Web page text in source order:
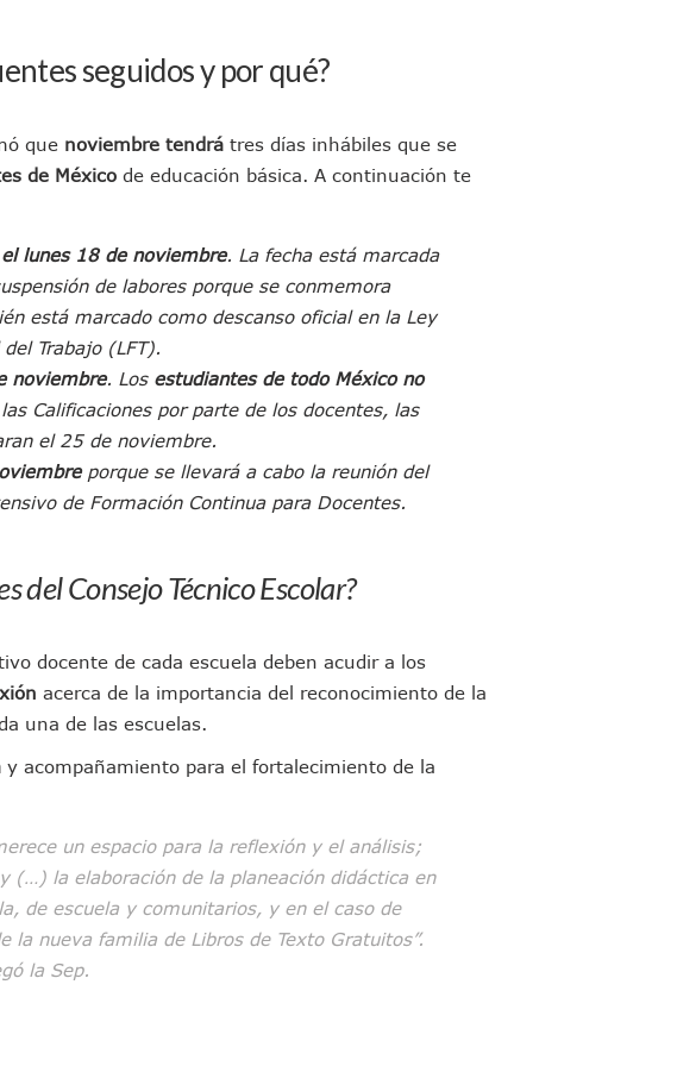
Comité Nacional Del PAN
Laberinto Del Fauno”, A Los 62 Años
Semar Por Investigación Por Huachicol Fiscal
Urgencias Del Hospital 42 De Puerto Vallarta
Regional De Autismo En Puerto Vallarta
En California Con Seminarios Turísticos
Hipótesis Por La Muerte De Dos Jóvenes En El Río Ameca
El Sistema De Electromovilidad En Puerto Vallarta
A 100 Familias De Puerto Vallarta
Del Agua De Calidad En La Zona Metropolitana De Guadalajara
Tovar Eleva A 4 Cuerpos Encontrados En El Río
Nacional De La Liga Premier FMF
De Familias En Las Paseadas De Las Palmas 2026
Comienza Una Nueva Vida Con Una Familia
Edificios Y Puentes En Japón (VIDEOS)
De Jalisco, Según Statistical Research Corporation
Al Corredor Bahía De Banderas–Puerto Vallarta
Vallarta Registra 80% De Avance En Su Construcción
A Emprendedores Locales En La Isla Shopping Village
Puerto Vallarta
De Víctima De Abuso Sexual En Preescolar
Reporte De Posible Crematorio Clandestino
De La Principal Avenida Turística De Puerto Vallarta
seguidos y por qué?
que noviembre tendrá tres días inhábiles que se
de México de educación básica. A continuación te
el lunes 18 de noviembre. La fecha está marcada
de labores porque se conmemora
está marcado como descanso oficial en la Ley
del Trabajo (LFT).
noviembre. Los estudiantes de todo México no
Calificaciones por parte de los docentes, las
el 25 de noviembre.
porque se llevará a cabo la reunión del
de Formación Continua para Docentes.
del Consejo Técnico Escolar?
docente de cada escuela deben acudir a los
acerca de la importancia del reconocimiento de la
una de las escuelas.
y acompañamiento para el fortalecimiento de la
un espacio para la reflexión y el análisis;
(…) la elaboración de la planeación didáctica en
de escuela y comunitarios, y en el caso de
la nueva familia de Libros de Texto Gratuitos”.
la Sep.